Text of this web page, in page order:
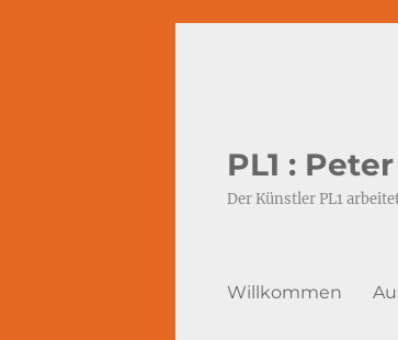
PL1 :
Der Künstler PL1
Willkommen